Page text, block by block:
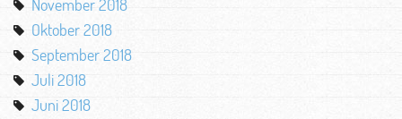
November 2018
Oktober 2018
September 2018
Juli 2018
Juni 2018